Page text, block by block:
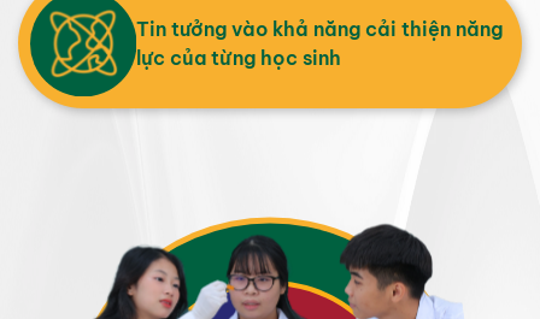
Tin tưởng vào khả năng cải thiện năng
lực của từng học sinh